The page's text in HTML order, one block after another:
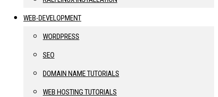
WEB-DEVELOPMENT
WORDPRESS
SEO
DOMAIN NAME TUTORIALS
WEB HOSTING TUTORIALS